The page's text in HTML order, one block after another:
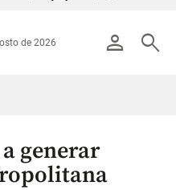
person search
de 2026
generar